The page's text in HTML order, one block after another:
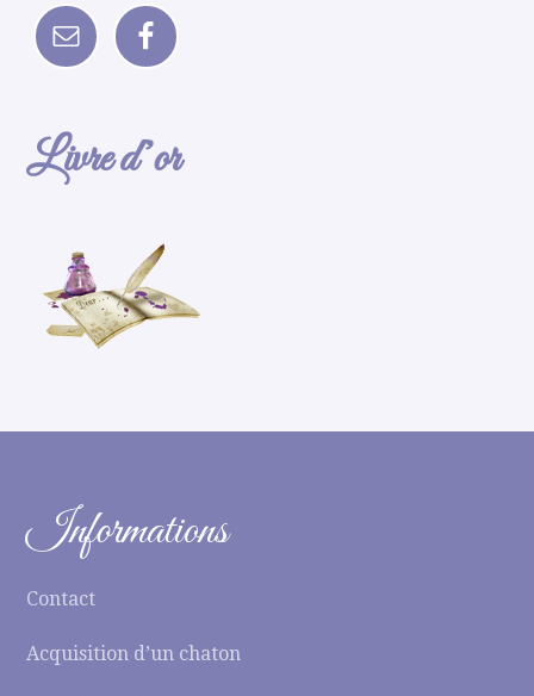
Livre d’or
Informations
Contact
Acquisition d’un chaton